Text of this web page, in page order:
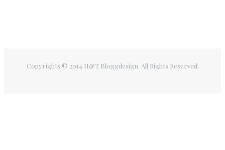
Copyrights © 2014 H&T Bloggdesign. All Rights Reserved.